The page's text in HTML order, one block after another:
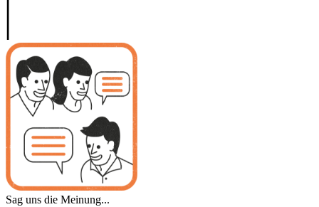
Sag uns die Meinung...